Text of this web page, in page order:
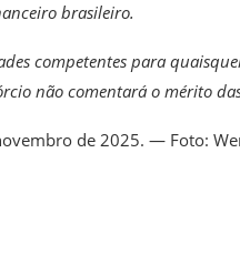
brasileiro.
competentes para
não comentará o mérito
de 2025. — Foto: